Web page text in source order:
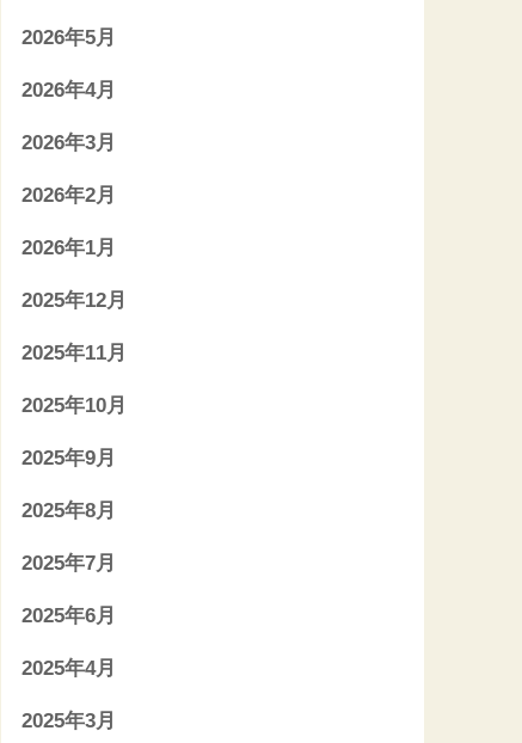
2026年5月
2026年4月
2026年3月
2026年2月
2026年1月
2025年12月
2025年11月
2025年10月
2025年9月
2025年8月
2025年7月
2025年6月
2025年4月
2025年3月